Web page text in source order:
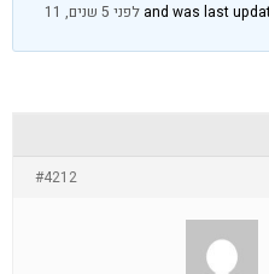
לפני 5 שנים, 11
#4212